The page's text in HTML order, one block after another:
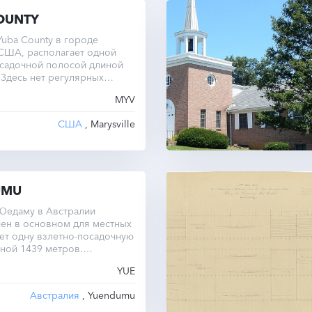
County в городе
располагает одной
полосой длиной
нет регулярных
MYV
США , Marysville
в Австралии
в основном для местных
одну взлетно-посадочную
1439 метров.
YUE
Австралия , Yuendumu